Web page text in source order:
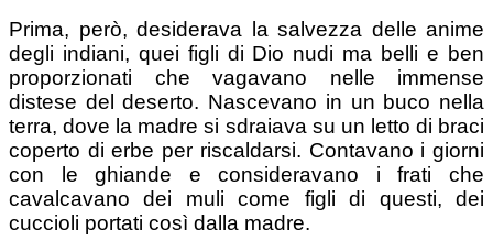
Prima, però, desiderava la salvezza delle anime
degli indiani, quei figli di Dio nudi ma belli e ben
proporzionati che vagavano nelle immense
distese del deserto. Nascevano in un buco nella
terra, dove la madre si sdraiava su un letto di braci
coperto di erbe per riscaldarsi. Contavano i giorni
con le ghiande e consideravano i frati che
cavalcavano dei muli come figli di questi, dei
cuccioli portati così dalla madre.